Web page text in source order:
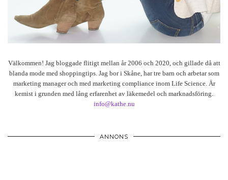
Välkommen! Jag bloggade flitigt mellan år 2006 och 2020, och gillade då att
blanda mode med shoppingtips. Jag bor i Skåne, har tre barn och arbetar som
marketing manager och med marketing compliance inom Life Science. Är
kemist i grunden med lång erfarenhet av läkemedel och marknadsföring.
info@kathe.nu
ANNONS